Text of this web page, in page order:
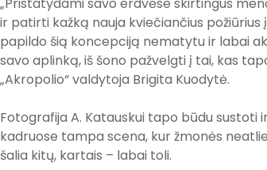
ir patirti kažką nauja kviečiančius
papildo šią koncepciją nematytu ir labai
savo aplinką, iš šono pažvelgti į tai, kas
„Akropolio“ valdytoja Brigita Kuodytė.
Fotografija A. Katauskui tapo būdu sustoti
kadruose tampa scena, kur žmonės
šalia kitų, kartais – labai toli.